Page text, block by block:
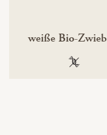
weiße Bio-
100 %